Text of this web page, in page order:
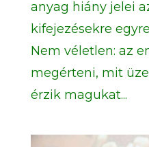
anyag hiány jelei
kifejezésekre
Nem véletlen: az
megérteni, mit
érzik magukat...